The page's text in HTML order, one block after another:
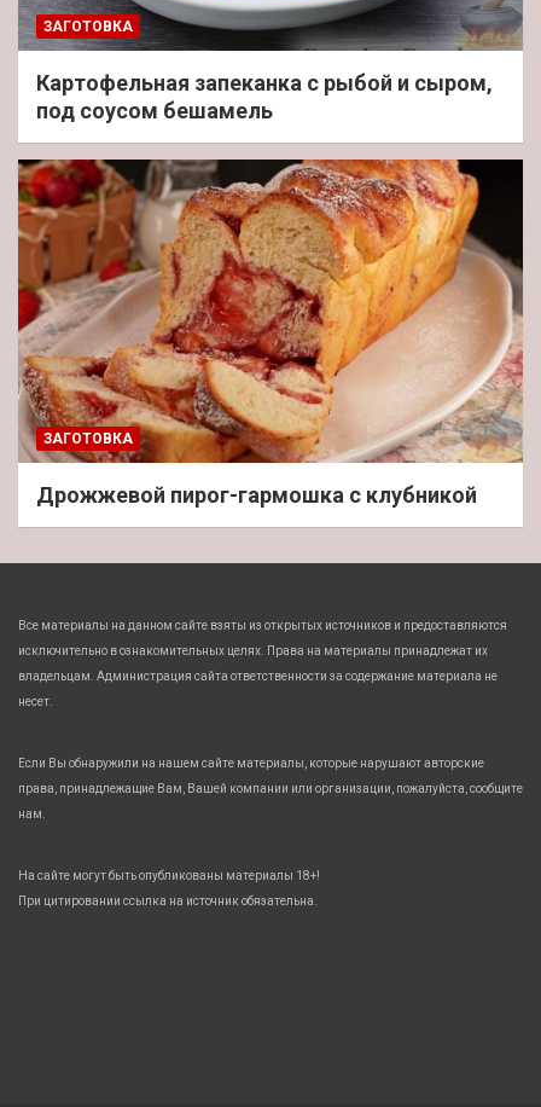
ЗАГОТОВКА
Картофельная запеканка с рыбой и сыром,
под соусом бешамель
ЗАГОТОВКА
Дрожжевой пирог-гармошка с клубникой
Все материалы на данном сайте взяты из открытых источников и предоставляются
исключительно в ознакомительных целях. Права на материалы принадлежат их
владельцам. Администрация сайта ответственности за содержание материала не
несет.
Если Вы обнаружили на нашем сайте материалы, которые нарушают авторские
права, принадлежащие Вам, Вашей компании или организации, пожалуйста, сообщите
нам.
На сайте могут быть опубликованы материалы 18+!
При цитировании ссылка на источник обязательна.